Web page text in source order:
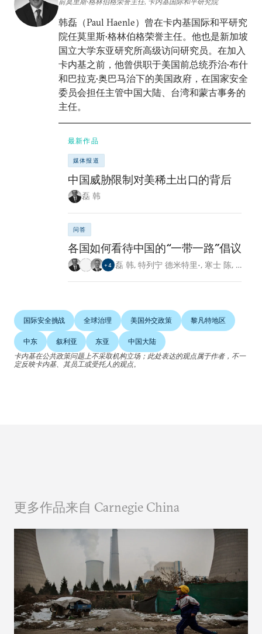
韩磊（Paul Haenle）曾在卡内基国际和平研究
院任莫里斯•格林伯格荣誉主任。他也是新加坡
国立大学东亚研究所高级访问研究员。在加入
卡内基之前，他曾供职于美国前总统乔治•布什
和巴拉克•奥巴马治下的美国政府，在国家安全
委员会担任主管中国大陆、台湾和蒙古事务的
主任。
最新作品
媒体报道
中国威胁限制对美稀土出口的背后
磊 韩
问答
各国如何看待中国的“一带一路”倡议
+4 磊 韩, 特列宁 德米特里•, 寒士 陈, …
国际安全挑战 全球治理 美国外交政策 黎凡特地区
中东 叙利亚 东亚
中国大陆
卡内基在公共政策问题上不采取机构立场；此处表达的观点属于作者，不一
定反映卡内基、其员工或受托人的观点。
更多作品来自 Carnegie China